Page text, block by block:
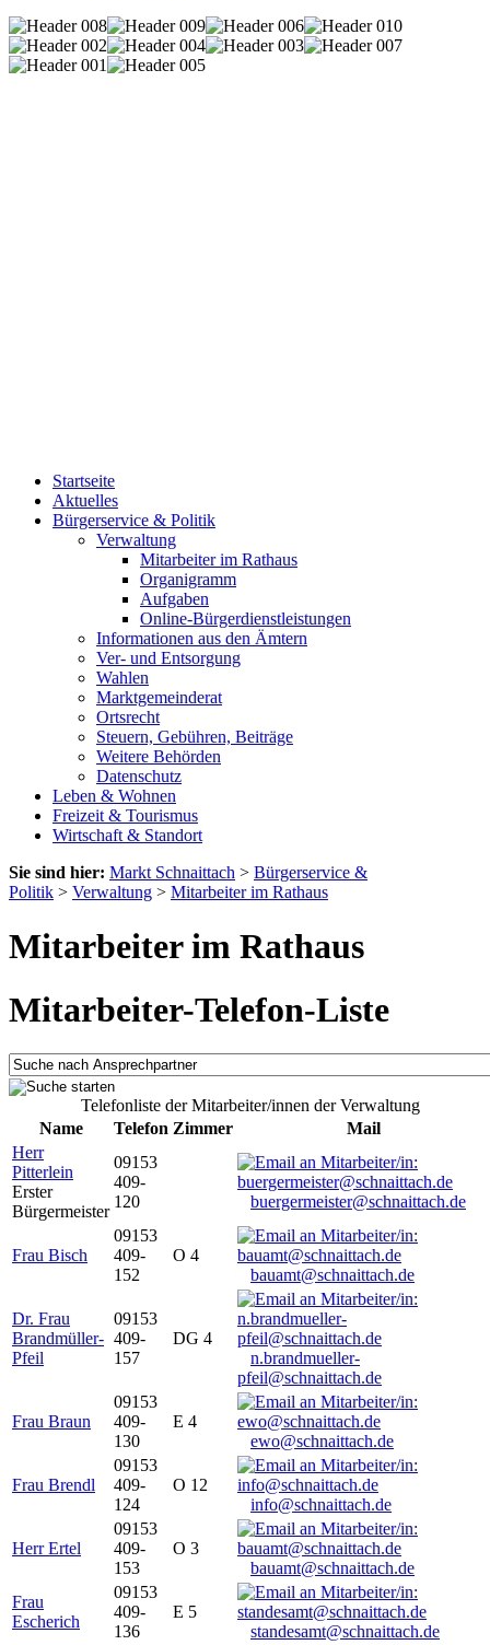
Startseite
Aktuelles
Bürgerservice & Politik
Verwaltung
Mitarbeiter im Rathaus
Organigramm
Aufgaben
Online-Bürgerdienstleistungen
Informationen aus den Ämtern
Ver- und Entsorgung
Wahlen
Marktgemeinderat
Ortsrecht
Steuern, Gebühren, Beiträge
Weitere Behörden
Datenschutz
Leben & Wohnen
Freizeit & Tourismus
Wirtschaft & Standort
Sie sind hier: Markt Schnaittach > Bürgerservice &
Politik > Verwaltung > Mitarbeiter im Rathaus
Mitarbeiter im Rathaus
Mitarbeiter-Telefon-Liste
Telefonliste der Mitarbeiter/innen der Verwaltung
Name
Telefon Zimmer
Mail
Herr
Pitterlein
Erster
Bürgermeister
09153
409-
120
buergermeister@schnaittach.de
Frau Bisch
09153
409-
152
O 4
bauamt@schnaittach.de
Dr. Frau
Brandmüller-
Pfeil
09153
409-
157
DG 4
n.brandmueller-
pfeil@schnaittach.de
Frau Braun
09153
409-
130
E 4
ewo@schnaittach.de
Frau Brendl
09153
409-
124
O 12
info@schnaittach.de
Herr Ertel
09153
409-
153
O 3
bauamt@schnaittach.de
Frau
Escherich
09153
409-
136
E 5
standesamt@schnaittach.de